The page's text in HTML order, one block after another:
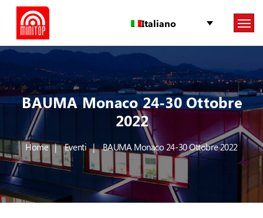
Italiano
BAUMA Monaco 24-30 Ottobre
2022
Home Eventi BAUMA Monaco 24-30 Ottobre 2022